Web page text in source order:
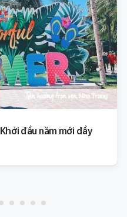
đầu năm mới đầy